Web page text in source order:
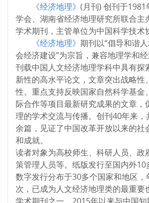
《经济地理》 (月刊) 创刊于
学会、湖南省经济地理研究所联合主
学术期刊，主管单位为中国科学技术
《经济地理》 期刊以“倡导和谐
会经济建设”为宗旨，兼容地理学和
刊载中国人文经济地理学科中具有探
新性的高水平论文，文章突出战略性
性。重点支持反映国家自然科学基金
际合作等项目最新研究成果的文章，
理的学术交流与传播。创刊40年来
余篇，见证了中国改革开放以来的社
和成就。
读者对象为高校师生、科研人员、政
策管理人员等。纸版发行至国内外10
数字发行分布于30多个国家和地区
次，已成为人文经济地理类的最重要